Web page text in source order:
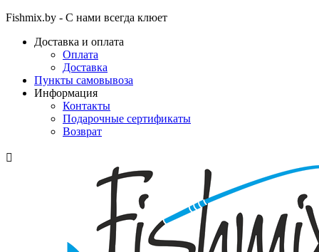
Fishmix.by - С нами всегда клюет
Доставка и оплата
Оплата
Доставка
Пункты самовывоза
Информация
Контакты
Подарочные сертификаты
Возврат
